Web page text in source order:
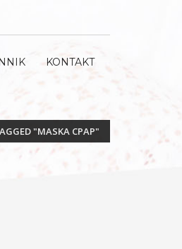
KONTAKT
"MASKA CPAP"